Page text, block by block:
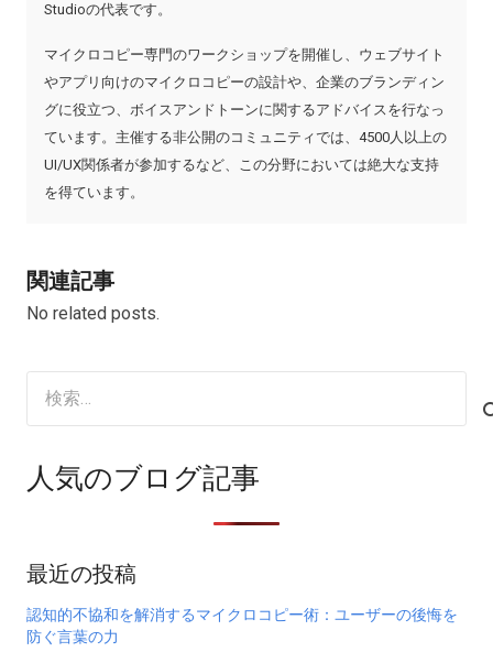
Studioの代表です。
マイクロコピー専門のワークショップを開催し、ウェブサイト
やアプリ向けのマイクロコピーの設計や、企業のブランディン
グに役立つ、ボイスアンドトーンに関するアドバイスを行なっ
ています。主催する非公開のコミュニティでは、4500人以上の
UI/UX関係者が参加するなど、この分野においては絶大な支持
を得ています。
関連記事
No related posts.
人気のブログ記事
最近の投稿
認知的不協和を解消するマイクロコピー術：ユーザーの後悔を
防ぐ言葉の力